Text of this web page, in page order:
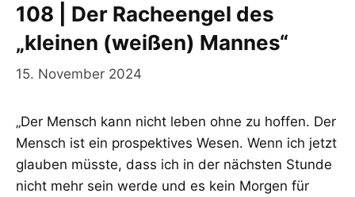
108 | Der Racheengel des
„kleinen (weißen) Mannes“
15. November 2024
„Der Mensch kann nicht leben ohne zu hoffen. Der
Mensch ist ein prospektives Wesen. Wenn ich jetzt
glauben müsste, dass ich in der nächsten Stunde
nicht mehr sein werde und es kein Morgen für